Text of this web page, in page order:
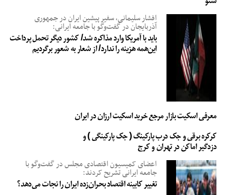
تحریم ایران تحریم های آمریکا علیه ایران
تعهدات ایران در برجام
رهبر انقلاب اسلامی
کشورهای عضو برجام مذاکره با آمریکا مذاکره با ایران
افشار سلیمانی، سفیر پیشین ایران در جمهوری
آذربایجان در گفت‌وگو با جامعه ایرانی:
باید با آمریکا وارد مذاکره شد/ کشور دیگر تحمل پرداخت
این‌همه هزینه را ندارد/ از شعار به شعور برگردیم
معرفی اسکیت بازار مرجع خرید اسکیت ارزان در ایران
کرکره برقی و جک درب پارکینگ ( جک پارکینگی ) و
دزدگیر اماکن در تهران و کرج
اعضای کمیسیون اقتصادی مجلس در گفت‌وگو با
جامعه ایرانی تشریح کردند:
تغییر کابینه اقتصاد بحران‌زده ایران را نجات می‌دهد؟